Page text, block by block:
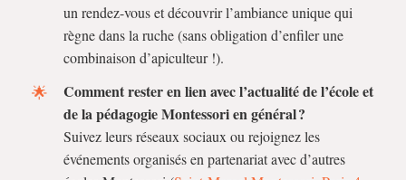
un rendez-vous et découvrir l’ambiance unique qui
règne dans la ruche (sans obligation d’enfiler une
combinaison d’apiculteur !).
Comment rester en lien avec l’actualité de l’école et
de la pédagogie Montessori en général ?
Suivez leurs réseaux sociaux ou rejoignez les
événements organisés en partenariat avec d’autres